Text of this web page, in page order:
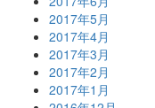
2017年5月
2017年4月
2017年3月
2017年2月
2017年1月